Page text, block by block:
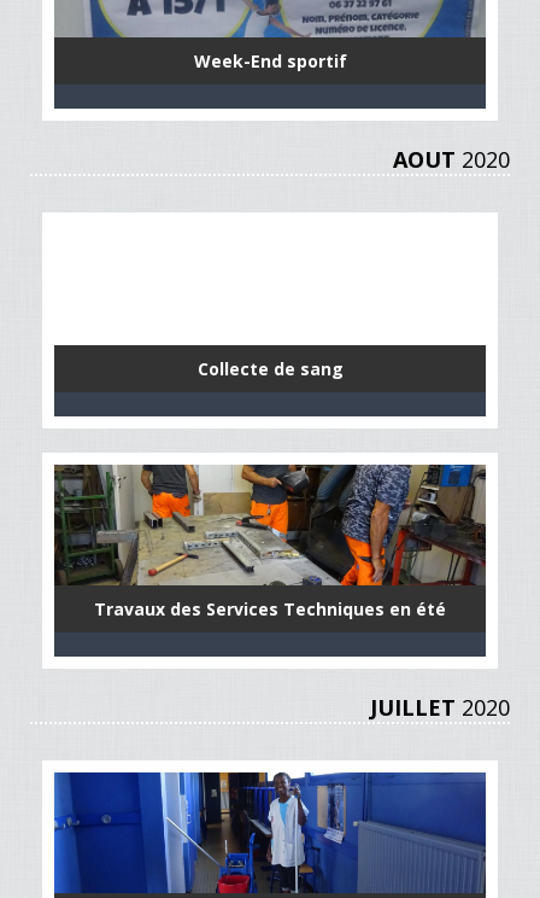
Week-End sportif
AOUT 2020
Collecte de sang
Travaux des Services Techniques en été
JUILLET 2020